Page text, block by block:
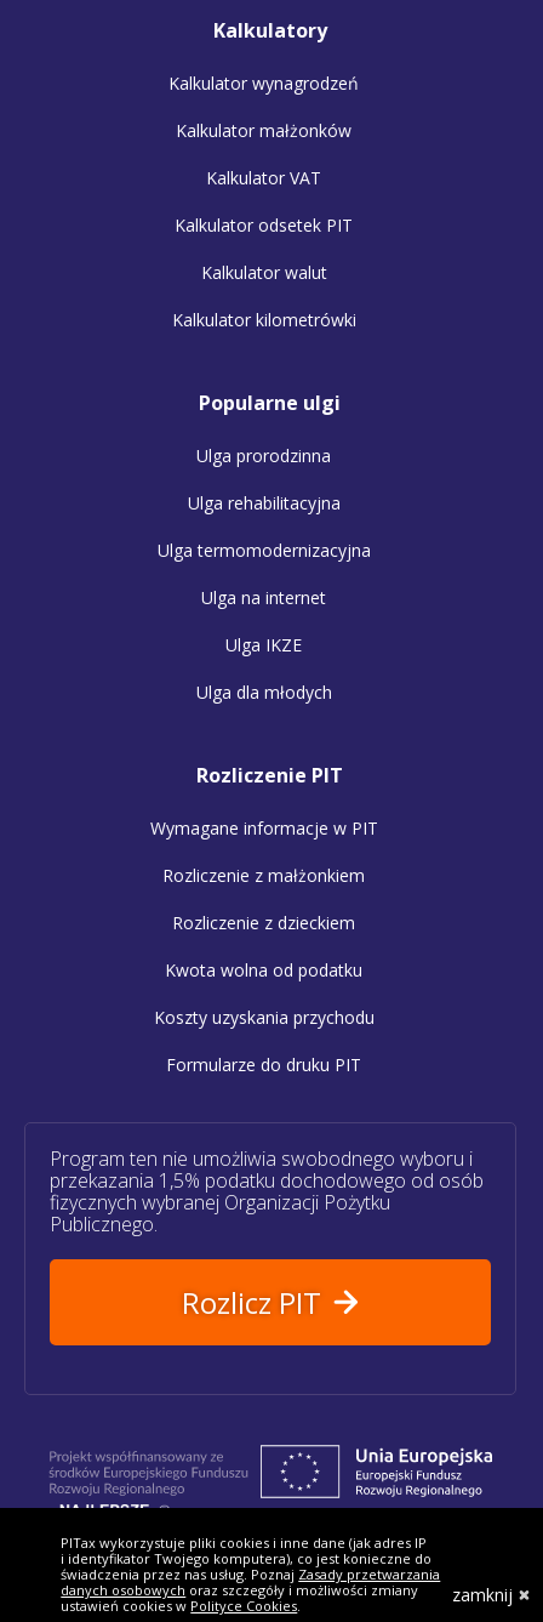
Kalkulatory
Kalkulator wynagrodzeń
Kalkulator małżonków
Kalkulator VAT
Kalkulator odsetek PIT
Kalkulator walut
Kalkulator kilometrówki
Popularne ulgi
Ulga prorodzinna
Ulga rehabilitacyjna
Ulga termomodernizacyjna
Ulga na internet
Ulga IKZE
Ulga dla młodych
Rozliczenie PIT
Wymagane informacje w PIT
Rozliczenie z małżonkiem
Rozliczenie z dzieckiem
Kwota wolna od podatku
Koszty uzyskania przychodu
Formularze do druku PIT
Program ten nie umożliwia swobodnego wyboru i
przekazania 1,5% podatku dochodowego od osób
fizycznych wybranej Organizacji Pożytku
Publicznego.
Rozlicz PIT
Znajdziesz nas:
PITax wykorzystuje pliki cookies i inne dane (jak adres IP
i identyfikator Twojego komputera), co jest konieczne do
świadczenia przez nas usług. Poznaj Zasady przetwarzania
danych osobowych oraz szczegóły i możliwości zmiany
ustawień cookies w Polityce Cookies. zamknij